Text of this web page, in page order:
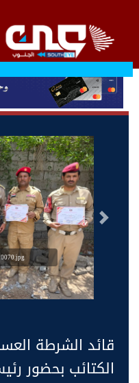
السابق
قائد الشرطة
الكتائب بحضور